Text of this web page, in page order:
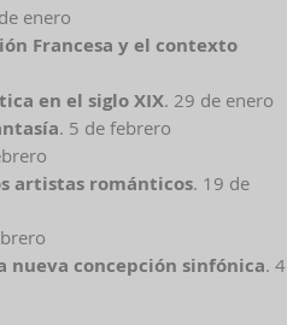
enero
Francesa y el contexto
en el siglo XIX. 29 de enero
. 5 de febrero
artistas románticos. 19 de
nueva concepción sinfónica. 4